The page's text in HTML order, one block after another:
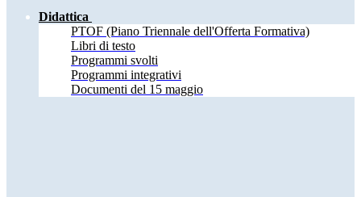
Didattica
PTOF (Piano Triennale dell'Offerta Formativa)
Libri di testo
Programmi svolti
Programmi integrativi
Documenti del 15 maggio